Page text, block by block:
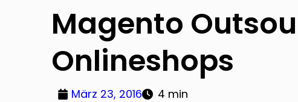
Magento
Onlineshops
März 23, 2016 4 min